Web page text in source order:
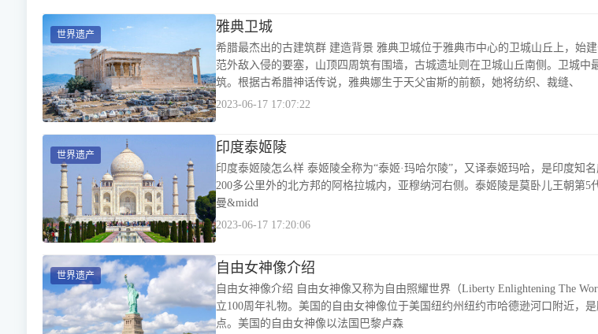
世界遗产 雅典卫城
希腊最杰出的古建筑群 建造背景 雅典卫城位于雅典市中心的卫城山丘上，始建于公元前580年。最初，卫城是用于防
范外敌入侵的要塞，山顶四周筑有围墙，古城遗址则在卫城山丘南侧。卫城中
筑。根据古希腊神话传说，雅典娜生于天父宙斯的前额，她将纺织、裁缝、
2023-06-17 17:07:22
世界遗产 印度泰姬陵
印度泰姬陵怎么样 泰姬陵全称为“泰姬·玛哈尔陵”，又译泰姬玛哈，是印度知
200多公里外的北方邦的阿格拉城内，亚穆纳河右侧。泰姬陵是莫卧儿王朝第5
曼&midd
2023-06-17 17:20:06
世界遗产 自由女神像介绍
自由女神像介绍 自由女神像又称为自由照耀世界（Liberty Enlightening The
立100周年礼物。美国的自由女神像位于美国纽约州纽约市哈德逊河口附近，
点。美国的自由女神像以法国巴黎卢森